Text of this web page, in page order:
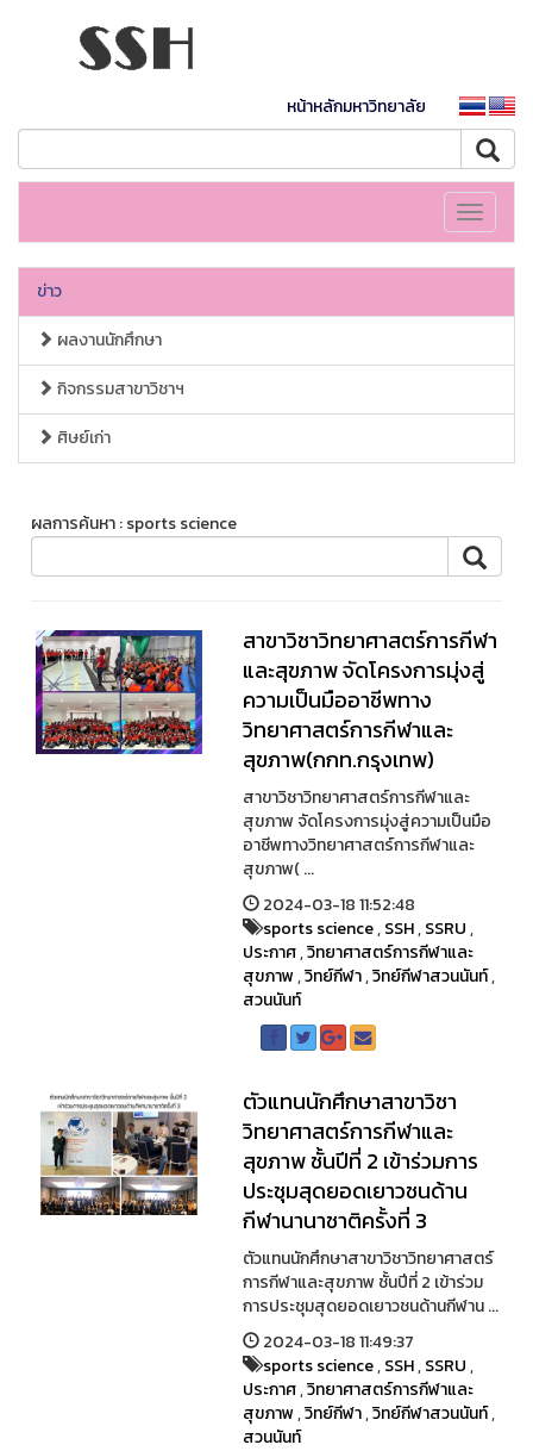
หน้าหลักมหาวิทยาลัย
Toggle
ข่าว
ผลงานนักศึกษา
กิจกรรมสาขาวิชาฯ
ศิษย์เก่า
ผลการค้นหา : sports science
สาขาวิชาวิทยาศาสตร์การกีฬา
และสุขภาพ จัดโครงการมุ่งสู่
ความเป็นมืออาชีพทาง
วิทยาศาสตร์การกีฬาและ
สุขภาพ(กกท.กรุงเทพ)
สาขาวิชาวิทยาศาสตร์การกีฬาและ
สุขภาพ จัดโครงการมุ่งสู่ความเป็นมือ
อาชีพทางวิทยาศาสตร์การกีฬาและ
สุขภาพ( ...
2024-03-18 11:52:48
sports science,SSH,SSRU,
ประกาศ,วิทยาศาสตร์การกีฬาและ
สุขภาพ,วิทย์กีฬา,วิทย์กีฬาสวนนันท์,
สวนนันท์
ตัวแทนนักศึกษาสาขาวิชา
วิทยาศาสตร์การกีฬาและ
สุขภาพ ชั้นปีที่ 2 เข้าร่วมการ
ประชุมสุดยอดเยาวชนด้าน
กีฬานานาชาติครั้งที่ 3
ตัวแทนนักศึกษาสาขาวิชาวิทยาศาสตร์
การกีฬาและสุขภาพ ชั้นปีที่ 2 เข้าร่วม
การประชุมสุดยอดเยาวชนด้านกีฬาน ...
2024-03-18 11:49:37
sports science,SSH,SSRU,
ประกาศ,วิทยาศาสตร์การกีฬาและ
สุขภาพ,วิทย์กีฬา,วิทย์กีฬาสวนนันท์,
สวนนันท์